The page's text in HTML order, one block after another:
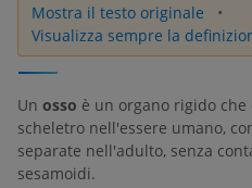
Mostra il testo originale
Visualizza sempre la
Un osso è un organo rigido
scheletro nell'essere umano,
separate nell'adulto, senza
sesamoidi.